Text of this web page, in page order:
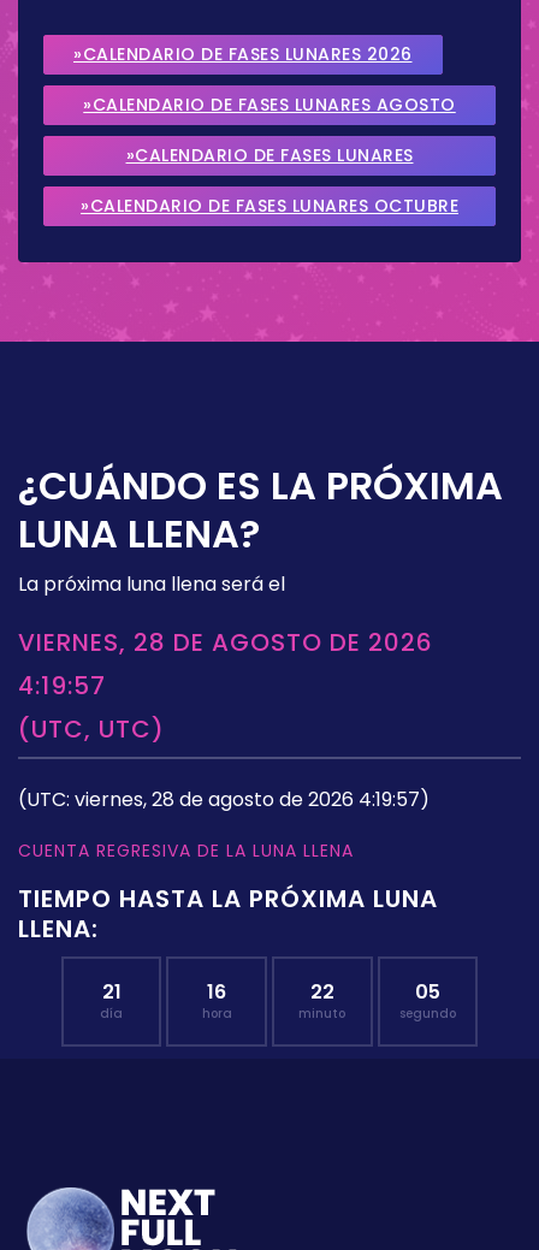
»CALENDARIO DE FASES LUNARES 2026
»CALENDARIO DE FASES LUNARES AGOSTO
2026
»CALENDARIO DE FASES LUNARES
SEPTIEMBRE 2026
»CALENDARIO DE FASES LUNARES OCTUBRE
¿CUÁNDO ES LA PRÓXIMA
LUNA LLENA?
La próxima luna llena será el
VIERNES, 28 DE AGOSTO DE 2026
4:19:57
(UTC, UTC)
(UTC: viernes, 28 de agosto de 2026 4:19:57)
CUENTA REGRESIVA DE LA LUNA LLENA
TIEMPO HASTA LA PRÓXIMA LUNA
LLENA:
21
día
16
hora
22
minuto
04
segundo